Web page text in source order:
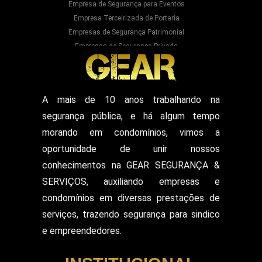
Empresa de Segurança para Eventos
Empresa Terceirizada de Portaria
Empresas de Segurança Patrimonial
Empresas de Segurança Privada
Empresas Prestadoras de Serviços para
Condominios
Empresas Prestadoras de Serviços para Prédios
Prestação de Serviços de Recepção
Recepcionista Terceirizada
Segurança Particular Armado
Segurança Patrimonial E Monitoramento
Segurança Patrimonial em Hospitais
Segurança Patrimonial Eventos
Serviço de Escolta Armada
Empresa de Segurança em Mercado
Empresa de Segurança em Shopping Center
A mais de 10 anos trabalhando na
segurança pública, e há algum tempo
morando em condomínios, vimos a
oportunidade de unir nossos
conhecimentos na GEAR SEGURANÇA &
SERVIÇOS, auxiliando empresas e
condomínios em diversas prestações de
serviços, trazendo segurança para sindico
e empreendedores.